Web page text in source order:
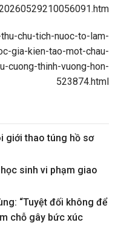
chu-tich-nuoc-to-lam-
gia-kien-tao-mot-chau-
cuong-thinh-vuong-hon-
523874.html
giới thao túng hồ sơ
sinh vi phạm giao
“Tuyệt đối không để
chỗ gây bức xúc